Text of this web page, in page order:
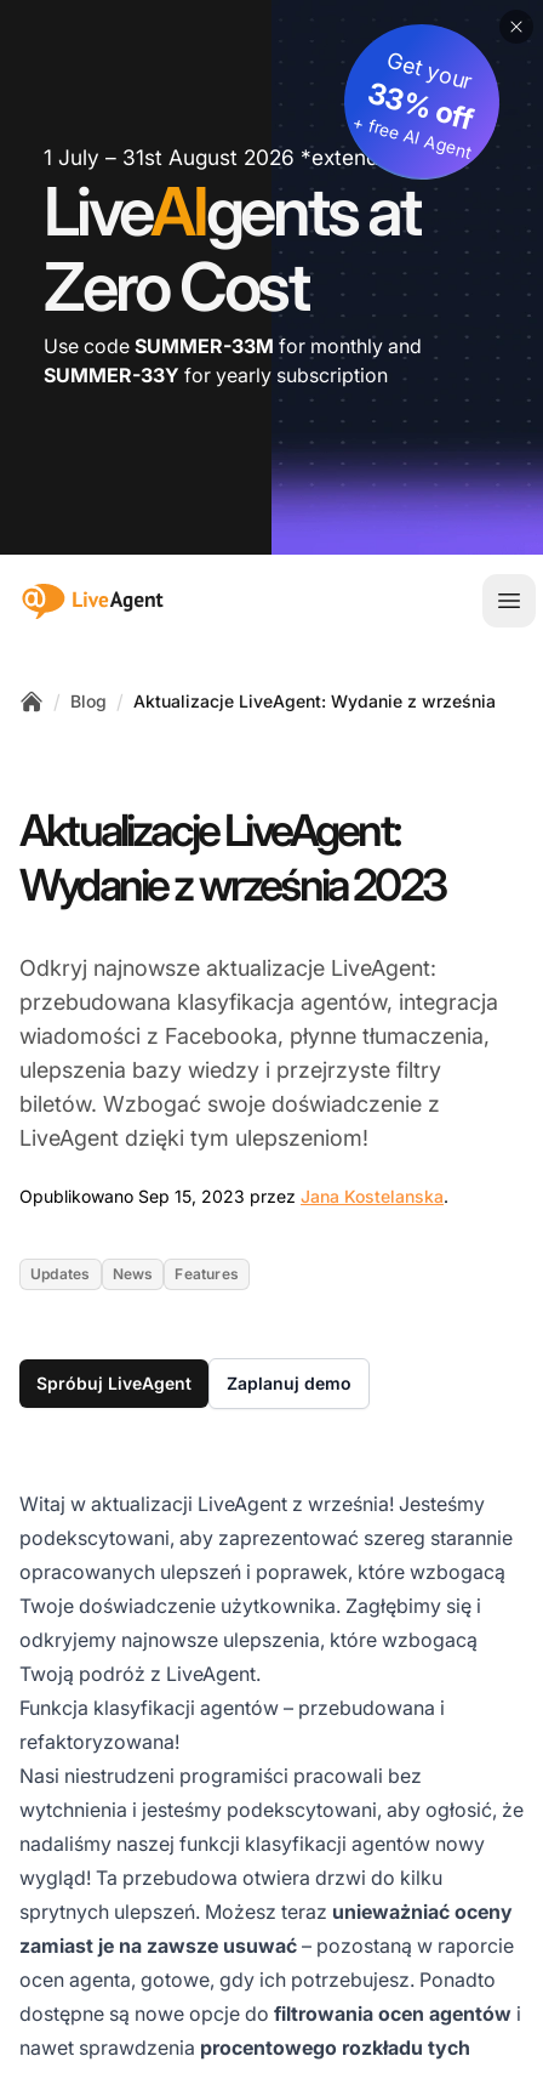
1 July – 31st August 2026 *extended
LiveAIgents at
Zero Cost
Get your
33% off
+ free AI Agent
Use code SUMMER-33M for monthly and
SUMMER-33Y for yearly subscription
:site.title
/ Blog / Aktualizacje LiveAgent: Wydanie z września
Aktualizacje LiveAgent:
Wydanie z września 2023
Odkryj najnowsze aktualizacje LiveAgent:
przebudowana klasyfikacja agentów, integracja
wiadomości z Facebooka, płynne tłumaczenia,
ulepszenia bazy wiedzy i przejrzyste filtry
biletów. Wzbogać swoje doświadczenie z
LiveAgent dzięki tym ulepszeniom!
Opublikowano Sep 15, 2023 przez Jana Kostelanska.
Updates News Features
Spróbuj LiveAgent Zaplanuj demo
Witaj w aktualizacji LiveAgent z września! Jesteśmy
podekscytowani, aby zaprezentować szereg starannie
opracowanych ulepszeń i poprawek, które wzbogacą
Twoje doświadczenie użytkownika. Zagłębimy się i
odkryjemy najnowsze ulepszenia, które wzbogacą
Twoją podróż z LiveAgent.
Funkcja klasyfikacji agentów – przebudowana i
refaktoryzowana!
Nasi niestrudzeni programiści pracowali bez
wytchnienia i jesteśmy podekscytowani, aby ogłosić, że
nadaliśmy naszej funkcji klasyfikacji agentów nowy
wygląd! Ta przebudowa otwiera drzwi do kilku
sprytnych ulepszeń. Możesz teraz unieważniać oceny
zamiast je na zawsze usuwać – pozostaną w raporcie
ocen agenta, gotowe, gdy ich potrzebujesz. Ponadto
dostępne są nowe opcje do filtrowania ocen agentów i
nawet sprawdzenia procentowego rozkładu tych